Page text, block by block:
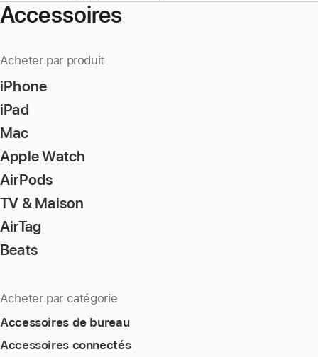
Accessoires
Acheter par produit
iPhone
iPad
Mac
Apple Watch
AirPods
TV & Maison
AirTag
Beats
Acheter par catégorie
Accessoires de bureau
Accessoires connectés